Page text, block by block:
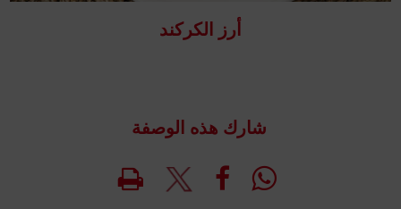
أرز الكركند
شارك هذه الوصفة